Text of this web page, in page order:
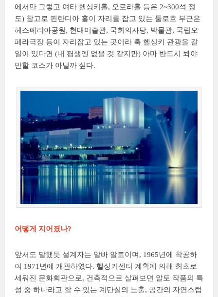
에서만 그렇고 여타 헬싱키홀, 오로라홀 등은 2~300석 정
도) 참고로 핀란디아 홀이 자리를 잡고 있는 툴로호 부근은
헤스페리아공원, 현대미술관, 국회의사당, 박물관, 국립오
페라극장 등이 자리잡고 있는 곳이라 혹 헬싱키 관광을 갈
일이 있다면 (내 평생엔 없을 것 같지만) 아마 반드시 봐야
만할 코스가 아닐까 싶다.
어떻게 지어졌나?
앞서도 말했듯 설계자는 알바 알토이며, 1965년에 착공하
여 1971년에 개관하였다. 헬싱키센터 계획에 의해 최초로
세워진 문화회관으로, 건축적으로 살펴보면 알토 작품의 특
성 중 하나라고 할 수 있는 계단실의 노출, 공간의 자연스럽